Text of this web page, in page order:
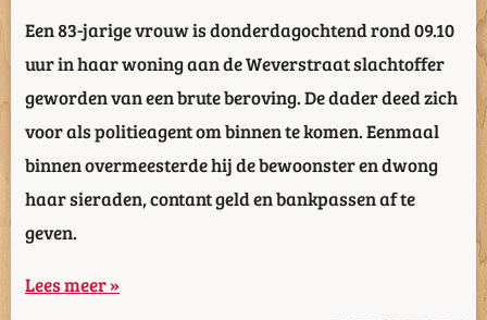
Een 83-jarige vrouw is donderdagochtend rond 09.10
uur in haar woning aan de Weverstraat slachtoffer
geworden van een brute beroving. De dader deed zich
voor als politieagent om binnen te komen. Eenmaal
binnen overmeesterde hij de bewoonster en dwong
haar sieraden, contant geld en bankpassen af te
geven.
Lees meer »